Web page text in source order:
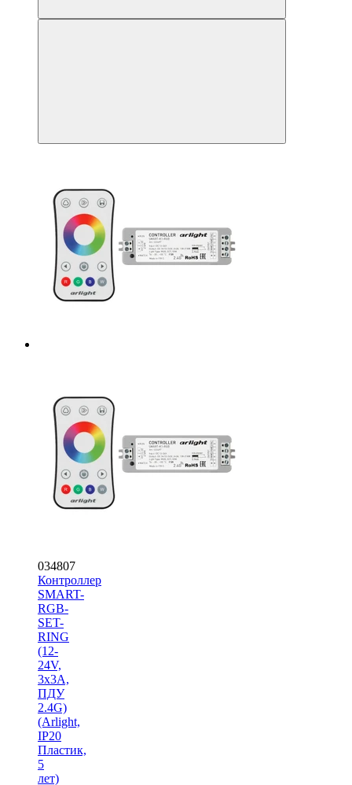
034807
Контроллер
SMART-
RGB-
SET-
RING
(12-
24V,
3x3A,
ПДУ
2.4G)
(Arlight,
IP20
Пластик,
5
лет)